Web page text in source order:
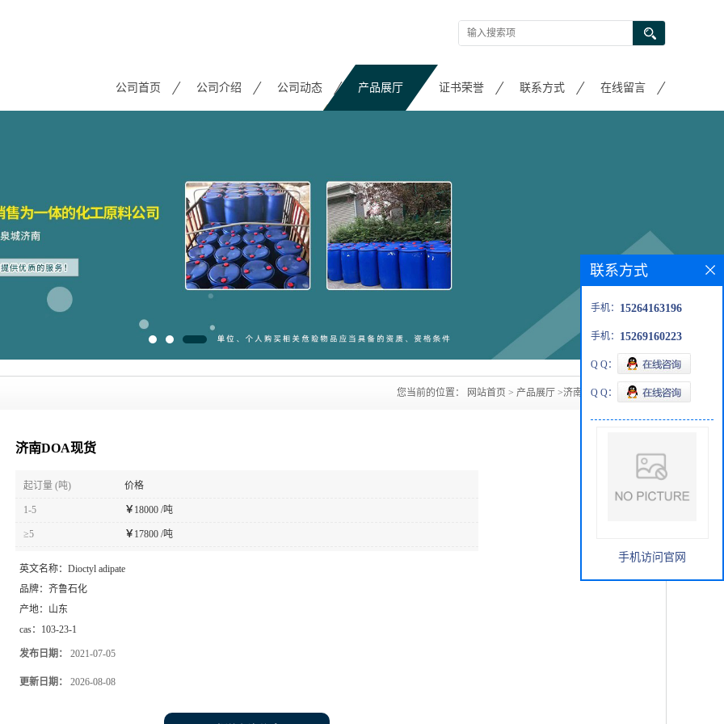
公司首页 公司介绍 公司动态 产品展厅 证书荣誉 联系方式 在线留言
您当前的位置： 网站首页 > 产品展厅 >济南DOA现货
济南DOA现货
起订量 (吨) 价格
1-5 ￥ 18000 /吨
≥5 ￥ 17800 /吨
英文名称： Dioctyl adipate
品牌： 齐鲁石化
产地： 山东
cas： 103-23-1
发布日期： 2021-07-05
更新日期： 2026-08-08
联系方式
手机： 15264163196
手机： 15269160223
Q Q：
Q Q：
手机访问官网